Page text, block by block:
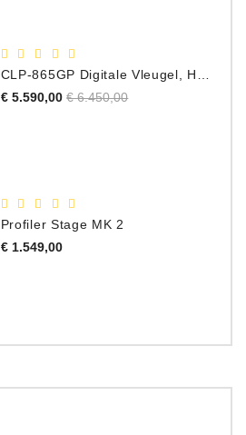
€ 5.590,00 Normale
€ 6.450,00Prijs
Profiler Stage MK 2
€ 1.549,00Prijs